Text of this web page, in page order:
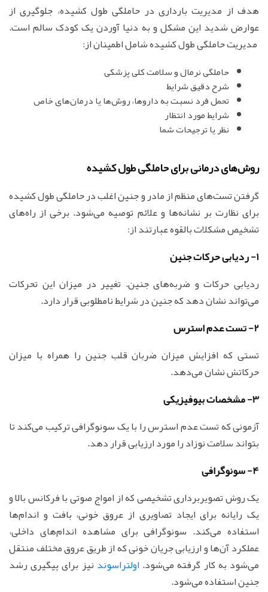
هدف از مدیریت بارداری در حاملگی طول کشیده، جلوگیری از
عوارض شدید این مشکل و به دنیا آوردن یک کودک سالم است.
مدیریت حاملگی طول کشیده شامل اطمینان از:
حاملگی نرمال و سلامت کلی پزشکی
شرح دقیق شرایط
تحمل فرد نسبت به داروها، روش‌ها یا درمان‌های خاص
شرایط مورد انتظار
نظر یا ترجیحات شما
روش‌های درمانی برای حاملگی طول کشیده
گرفتن تست‌های منظم از مادر و جنین اغلب در حاملگی طول کشیده
برای نظارت بر نشانه‌ها و علائم توصیه می‌شود. برخی از راه‌های
تشخیص مشکلات بالقوه عبارتند از:
1- ردیابی حرکات جنین
ردیابی حرکات و ضربه‌های جنین. تغییر در میزان این تحرکات
می‌تواند نشان دهد که جنین در شرایط نامطلوبی قرار دارد.
2- تست عدم استرس
تستی که افزایش میزان ضربان قلب جنین را همراه با میزان
حرکاتش نشان می‌دهد.
3- مشخصات بیوفیزیکی
آزمونی که تست عدم استرس را با یک سونوگرافی ترکیب می‌کند تا
بتواند سلامت نوزاد را مورد ارزیابی قرار دهد.
4- سونوگرافی
یک روش تصویربرداری تشخیصی که از امواج صوتی با فرکانس بالا و
یک رایانه برای ایجاد تصاویری از عروق خونی، بافت و اندام‌ها
استفاده می‌کند. سونوگرافی برای مشاهده اندام‌های داخلی،
عملکرد آن‌ها و ارزیابی جریان خونی که از طریق عروق مختلف منتقل
می‌شود به کار گرفته می‌شود.اولتراسوند نیز برای پیگیری رشد
جنین استفاده می‌شود.